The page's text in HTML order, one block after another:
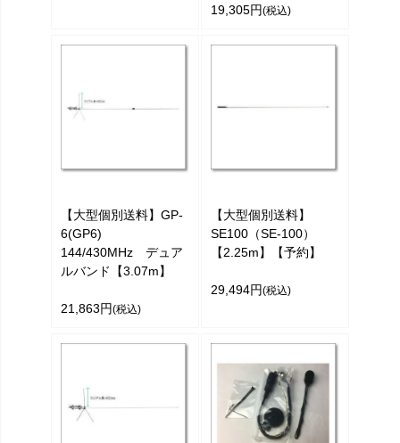
19,305円(税込)
【大型個別送料】GP-
6(GP6)
144/430MHz デュア
ルバンド【3.07m】
21,863円(税込)
【大型個別送料】
SE100（SE-100）
【2.25m】【予約】
29,494円(税込)